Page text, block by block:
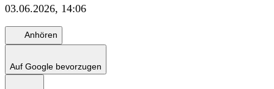
03.06.2026, 14:06
Anhören
Auf Google bevorzugen